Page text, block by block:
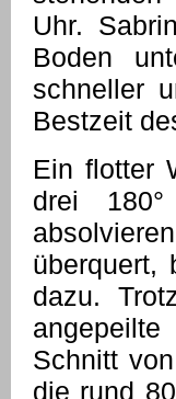
Uhr.
Boden
schneller
Bestzeit
Ein flotter
drei
überquert,
dazu.
Schnitt
die rund